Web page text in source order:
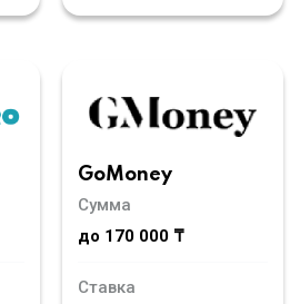
GoMoney
Сумма
до 170 000 ₸
Ставка